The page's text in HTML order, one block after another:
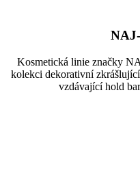
Kosmetická linie značky
kolekci dekorativní
vzdávající hold